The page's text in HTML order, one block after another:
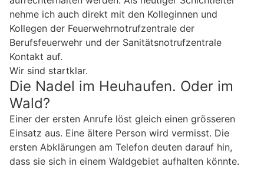
nehme ich auch direkt mit den Kolleginnen und
Kollegen der Feuerwehrnotrufzentrale der
Berufsfeuerwehr und der Sanitätsnotrufzentrale
Kontakt auf.
Wir sind startklar.
Die Nadel im Heuhaufen. Oder im
Wald?
Einer der ersten Anrufe löst gleich einen grösseren
Einsatz aus. Eine ältere Person wird vermisst. Die
ersten Abklärungen am Telefon deuten darauf hin,
dass sie sich in einem Waldgebiet aufhalten könnte.